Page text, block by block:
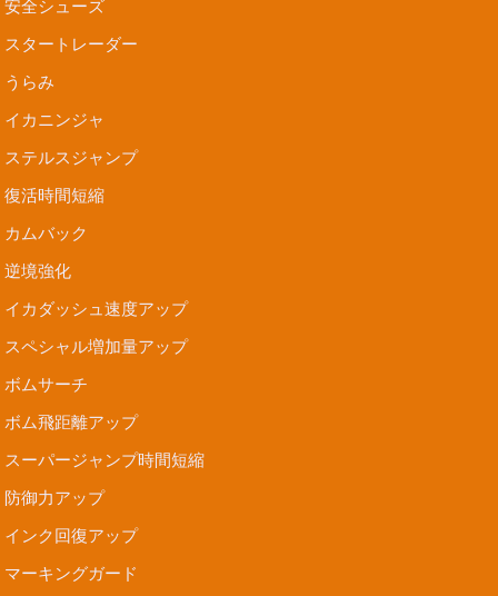
安全シューズ
スタートレーダー
うらみ
イカニンジャ
ステルスジャンプ
復活時間短縮
カムバック
逆境強化
イカダッシュ速度アップ
スペシャル増加量アップ
ボムサーチ
ボム飛距離アップ
スーパージャンプ時間短縮
防御力アップ
インク回復アップ
マーキングガード